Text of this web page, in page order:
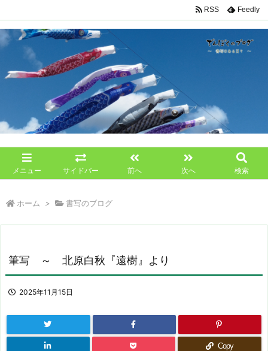
メニュー サイドバー 前へ 次へ 検索
RSS Feedly
ホーム > 書写のブログ
筆写 ～ 北原白秋『遠樹』より
2025年11月15日
Copy